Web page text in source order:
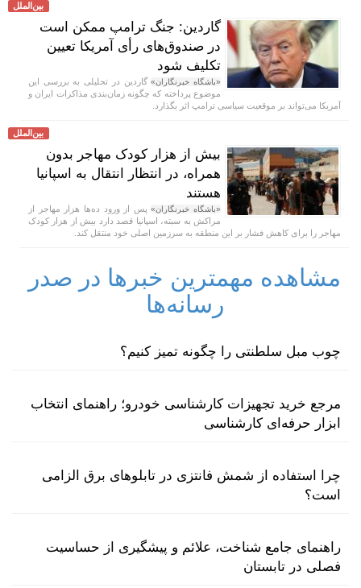
بین‌الملل
گاردین: جنگ ترامپ ممکن است
در صندوق‌های رأی آمریکا تعیین
تکلیف شود
«باشگاه خبرنگاران»گاردین در تحلیلی به بررسی این
موضوع پرداخته که چگونه زمان‌بندی مذاکرات ایران و
آمریکا می‌تواند بر موقعیت سیاسی ترامپ اثر بگذارد.
بین‌الملل
بیش از هزار کودک مهاجر بدون
همراه، در انتظار انتقال به اسپانیا
هستند
«باشگاه خبرنگاران»پس از ورود ده‌ها هزار مهاجر از
مراکش به سبته، اسپانیا قصد دارد بیش از هزار کودک
مهاجر را برای کاهش فشار بر این منطقه به سرزمین اصلی خود منتقل کند.
مشاهده مهمترین خبرها در صدر
رسانه‌ها
چوب مبل سلطنتی را چگونه تمیز کنیم؟
مرجع خرید تجهیزات کارشناسی خودرو؛ راهنمای انتخاب
ابزار حرفه‌ای کارشناسی
چرا استفاده از شمش فانتزی در تابلوهای برق الزامی
است؟
راهنمای جامع شناخت، علائم و پیشگیری از حساسیت
فصلی در تابستان